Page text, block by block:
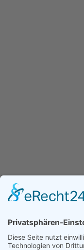
Branchen im